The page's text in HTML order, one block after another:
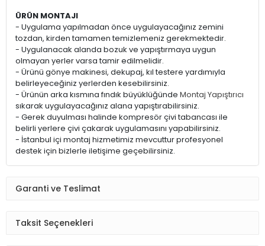
ÜRÜN MONTAJI
- Uygulama yapılmadan önce uygulayacağınız zemini
tozdan, kirden tamamen temizlemeniz gerekmektedir.
- Uygulanacak alanda bozuk ve yapıştırmaya uygun
olmayan yerler varsa tamir edilmelidir.
- Ürünü gönye makinesi, dekupaj, kıl testere yardımıyla
belirleyeceğiniz yerlerden kesebilirsiniz.
- Ürünün arka kısmına fındık büyüklüğünde Montaj Yapıştırıcı
sıkarak uygulayacağınız alana yapıştırabilirsiniz.
- Gerek duyulması halinde kompresör çivi tabancası ile
belirli yerlere çivi çakarak uygulamasını yapabilirsiniz.
- İstanbul içi montaj hizmetimiz mevcuttur profesyonel
destek için bizlerle iletişime geçebilirsiniz.
Garanti ve Teslimat
Taksit Seçenekleri